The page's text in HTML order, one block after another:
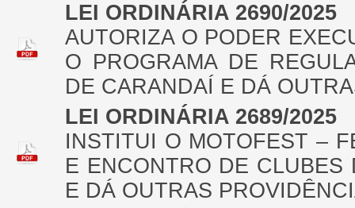
LEI ORDINÁRIA 2690/2025
AUTORIZA O PODER
O PROGRAMA DE
DE CARANDAÍ E DÁ
LEI ORDINÁRIA 2689/2025
INSTITUI O MOTOFEST –
E ENCONTRO DE
E DÁ OUTRAS